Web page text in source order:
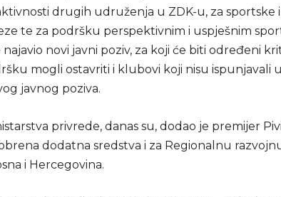
drugih udruženja u ZDK-u, za sportske
te za podršku perspektivnim i uspješnim
najavio novi javni poziv, za koji će biti određeni
mogli ostavriti i klubovi koji nisu ispunjavali
javnog poziva.
privrede, danas su, dodao je premijer
dodatna sredstva i za Regionalnu
i Hercegovina.